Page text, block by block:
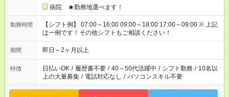
病院 ★勤務地選べます！
勤務時間
【シフト例】 07:00～16:00 09:00～18:00 17:00～09:00 ※ 上記
は一例です！その他シフトもご相談ください！
期間 即日～2ヶ月以上
特徴 日払いOK / 履歴書不要 / 40～50代活躍中 / シフト勤務 / 10名以
上の大量募集 / 電話対応なし / パソコンスキル不要